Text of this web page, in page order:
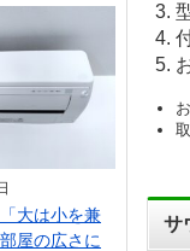
サ
大は小を兼
屋の広さに